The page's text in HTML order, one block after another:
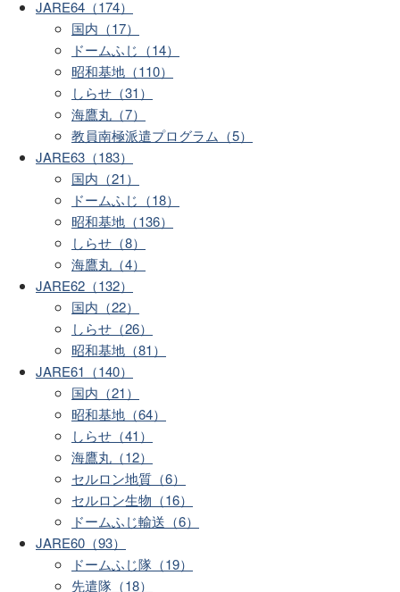
JARE64（174）
国内（17）
ドームふじ（14）
昭和基地（110）
しらせ（31）
海鷹丸（7）
教員南極派遣プログラム（5）
JARE63（183）
国内（21）
ドームふじ（18）
昭和基地（136）
しらせ（8）
海鷹丸（4）
JARE62（132）
国内（22）
しらせ（26）
昭和基地（81）
JARE61（140）
国内（21）
昭和基地（64）
しらせ（41）
海鷹丸（12）
セルロン地質（6）
セルロン生物（16）
ドームふじ輸送（6）
JARE60（93）
ドームふじ隊（19）
先遣隊（18）